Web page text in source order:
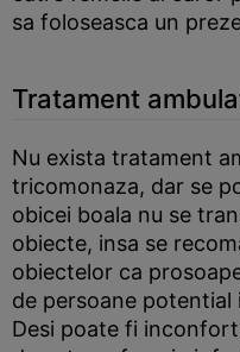
sa foloseasca un
Tratament
Nu exista tratament
tricomonaza, dar se
obicei boala nu se
obiecte, insa se
obiectelor ca
de persoane
Desi poate fi